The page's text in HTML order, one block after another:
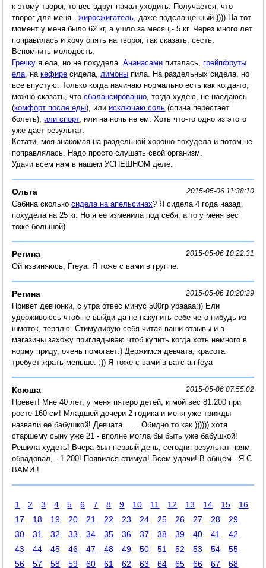
к этому творог, то вес вдруг начал уходить. Получается, что
творог для меня -жиросжигатель , даже подслащенный.)))) На тот
момент у меня было 62 кг, а ушло за месяц - 5 кг. Через много лет
поправилась и хочу опять на творог, так сказать, сесть.
Вспомнить молодость.
Гречку я ела, но не похудела.Ананасами питалась,грейпфруты
ела , накефире сидела, лимоны пила. На раздельных сидела, но
все впустую. Только когда начинаю нормально есть как когда-то,
можно сказать, чтосбалансированно , тогда худею, не наедаюсь
(комфорт после еды), илиисключаю соль (спина перестает
болеть),или спорт, или на ночь не ем. Хоть что-то одно из этого
уже дает результат.
Кстати, моя знакомая на раздельной хорошо похудела и потом не
поправлялась. Надо просто слушать свой организм.
Удачи всем нам в нашем УСПЕШНОМ деле.
Ольга 2015-05-06 11:38:10
Сабина сколькосидела на апельсинах? Я сидела 4 года назад,
похудела на 25 кг. Но я ее изменила под себя, а то у меня вес
тоже большой)
Регина 2015-05-06 10:22:31
Ой извиняюсь, Freya. Я тоже с вами в группе.
Регина 2015-05-06 10:20:29
Привет девчонки, с утра отвес минус 500гр ураааа:)) Ели
удерживоюсь чтоб не выйди да не накупить себе чего нибудь из
шмоток, терплю. Стимулирую себя читая ваши отзывы и в
магазины захожу приглядываю чтоб купить когда хоть немного в
норму приду, очень помогает:) Держимся девчата, красота
требует-жрать меньше. ;)) Я тоже с вами в ватс ап feya
Ксюша 2015-05-06 07:55:02
Превет! Мне 40 лет, у меня пятеро детей, и мой вес 81.200 при
росте 160 см! Младшей дочери 2 годика и меня уже трижды
назвали ее бабушкой! Девчата ...... Обидно то как )))))) хотя
старшему сыну уже 21 - вполне могла бы быть уже бабушкой!
Решила худеть! Вчера был первый день, сегодня результат прям
обрадовал, - 1.200! Появился стимул! Всем удачи! В общем - Я С
ВАМИ !
1 2 3 4 5 6 7 8 9 10 11 12 13 14 15
16
17
18 19 20 21 22 23 24 25 26 27 28
29
30
31 32 33 34 35 36 37 38 39 40 41
42
43
44 45 46 47 48 49 50 51 52 53 54
55
56
57 58 59 60 61 62 63 64 65 66 67 68